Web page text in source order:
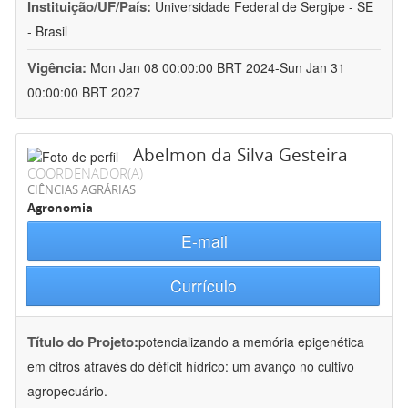
Instituição/UF/País: Universidade Federal de Sergipe - SE
- Brasil
Vigência: Mon Jan 08 00:00:00 BRT 2024-Sun Jan 31
00:00:00 BRT 2027
Abelmon da Silva Gesteira
COORDENADOR(A)
CIÊNCIAS AGRÁRIAS
Agronomia
E-mail
Currículo
Título do Projeto:potencializando a memória epigenética
em citros através do déficit hídrico: um avanço no cultivo
agropecuário.